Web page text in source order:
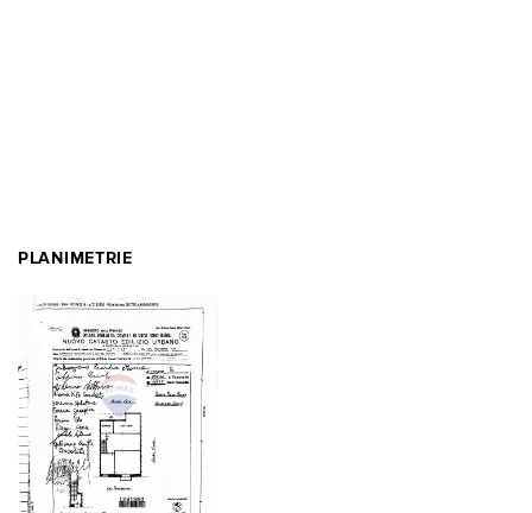
PLANIMETRIE